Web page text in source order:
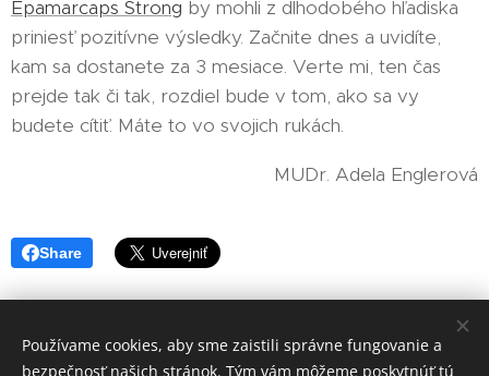
Epamarcaps Strong by mohli z dlhodobého hľadiska
priniesť pozitívne výsledky. Začnite dnes a uvidíte,
kam sa dostanete za 3 mesiace. Verte mi, ten čas
prejde tak či tak, rozdiel bude v tom, ako sa vy
budete cítiť. Máte to vo svojich rukách.
MUDr. Adela Englerová
Share
Používame cookies, aby sme zaistili správne fungovanie a
bezpečnosť našich stránok. Tým vám môžeme poskytnúť tú